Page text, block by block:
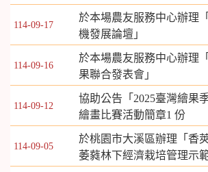
114-09-17
於本場農友服務中心辦理
機發展論壇」
114-09-16
於本場農友服務中心辦理
果聯合發表會」
114-09-12
協助公告「2025臺灣繪果
繪畫比賽活動簡章1 份
114-09-05
於桃園市大溪區辦理「香
萎蕤林下經濟栽培管理示